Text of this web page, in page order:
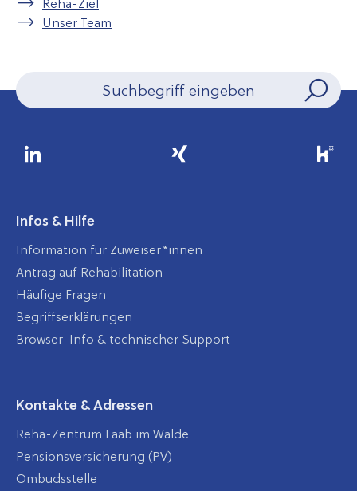
Unser Team
Infos & Hilfe
Information für Zuweiser*innen
Antrag auf Rehabilitation
Häufige Fragen
Begriffserklärungen
Browser-Info & technischer Support
Kontakte & Adressen
Reha-Zentrum Laab im Walde
Pensionsversicherung (PV)
Ombudsstelle